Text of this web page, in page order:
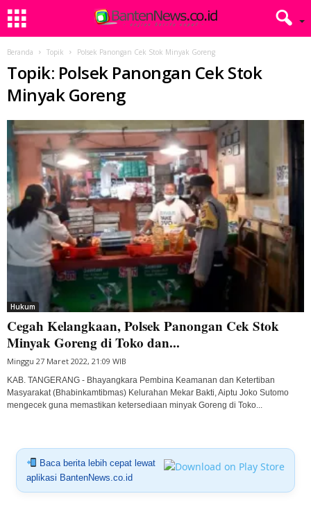
Beranda Topik Polsek Panongan Cek Stok Minyak Goreng
Topik: Polsek Panongan Cek Stok
Minyak Goreng
Hukum
Cegah Kelangkaan, Polsek Panongan Cek Stok
Minyak Goreng di Toko dan...
Minggu 27 Maret 2022, 21:09 WIB
KAB. TANGERANG - Bhayangkara Pembina Keamanan dan Ketertiban
Masyarakat (Bhabinkamtibmas) Kelurahan Mekar Bakti, Aiptu Joko Sutomo
mengecek guna memastikan ketersediaan minyak Goreng di Toko...
Baca berita lebih cepat lewat
aplikasi BantenNews.co.id